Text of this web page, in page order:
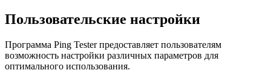
Пользовательские настройки
Программа Ping Tester предоставляет пользователям
возможность настройки различных параметров для
оптимального использования.